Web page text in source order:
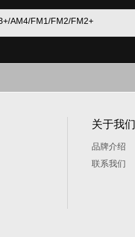
AM4/FM1/FM2/FM2+
关于我们
品牌介绍
联系我们